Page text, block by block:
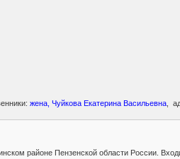
жена, Чуйкова Екатерина Васильевна ,
районе Пензенской области России.